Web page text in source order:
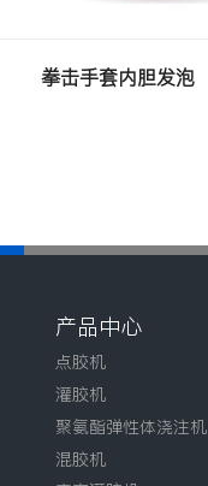
拳击手套内胆发泡
产品中心
点胶机
灌胶机
聚氨酯弹性体浇注机
混胶机